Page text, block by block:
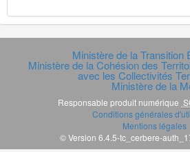
Ministère de la Transition
Ministère de la Cohésion des
avec les Collectivités
Ministère de la
Responsable produit numérique
Conditions générales
Mentions légales
© Version 6.4.5-tc_cerbere-